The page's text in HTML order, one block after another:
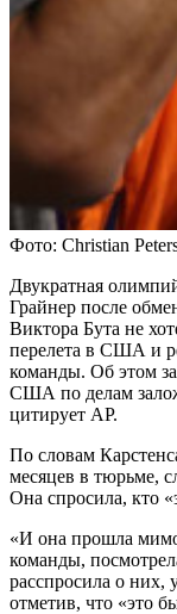
Фото: Christian
Двукратная
Грайнер после
Виктора Бута не
перелета в США и
команды. Об этом
США по делам
цитирует AP.
По словам
месяцев в тюрьме,
Она спросила, кто
«И она прошла
команды,
расспросила о них,
отметив, что «это